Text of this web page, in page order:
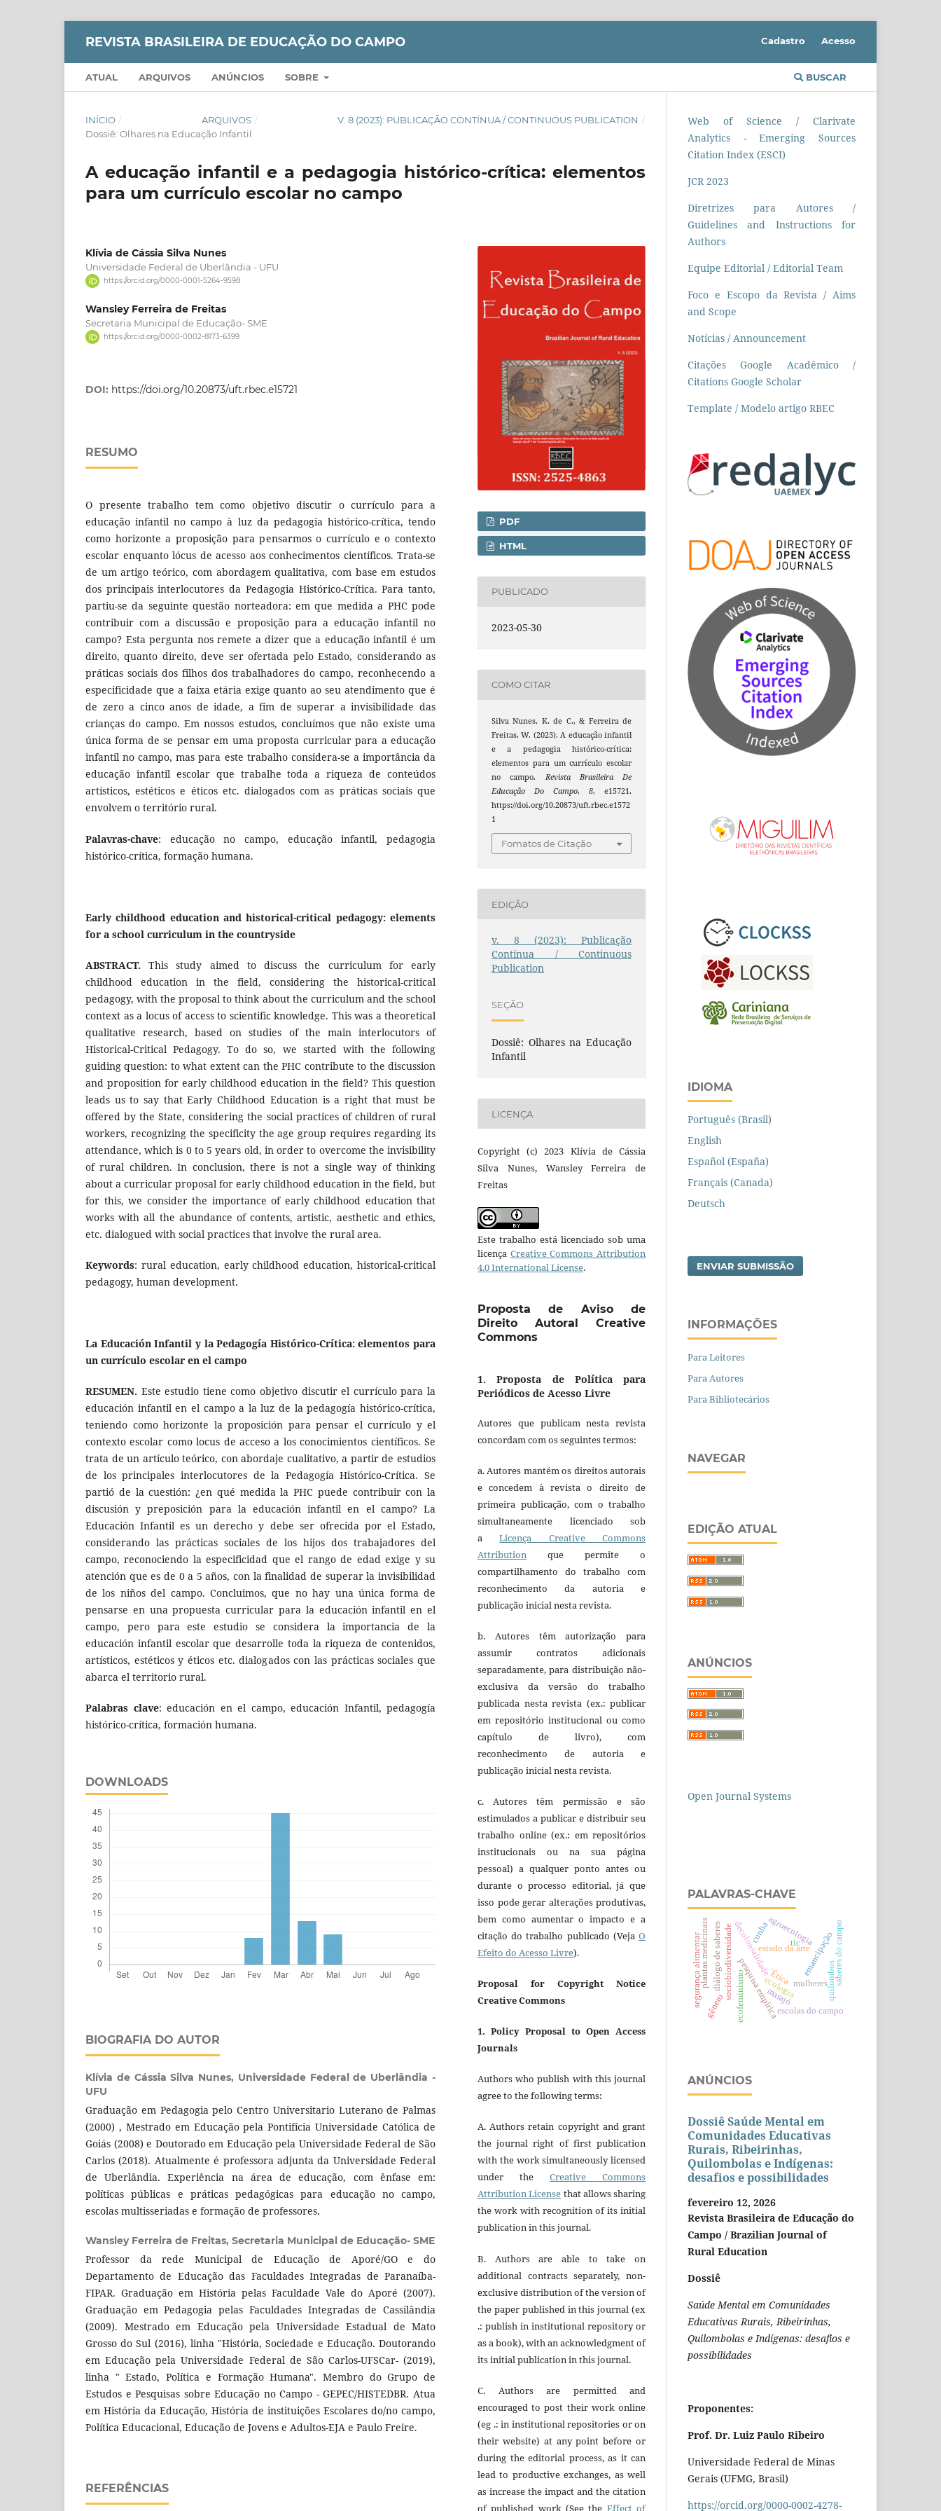
REVISTA BRASILEIRA DE EDUCAÇÃO DO CAMPO
ATUAL ARQUIVOS ANÚNCIOS SOBRE BUSCAR
Cadastro Acesso
INÍCIO / ARQUIVOS / V. 8 (2023): PUBLICAÇÃO CONTÍNUA / CONTINUOUS PUBLICATION /
Dossiê: Olhares na Educação Infantil
A educação infantil e a pedagogia histórico-crítica: elementos
para um currículo escolar no campo
Klívia de Cássia Silva Nunes
Universidade Federal de Uberlândia - UFU
https://orcid.org/0000-0001-5264-9598
Wansley Ferreira de Freitas
Secretaria Municipal de Educação- SME
https://orcid.org/0000-0002-8173-6399
DOI: https://doi.org/10.20873/uft.rbec.e15721
RESUMO
O presente trabalho tem como objetivo discutir o currículo para a
educação infantil no campo à luz da pedagogia histórico-crítica, tendo
como horizonte a proposição para pensarmos o currículo e o contexto
escolar enquanto lócus de acesso aos conhecimentos científicos. Trata-se
de um artigo teórico, com abordagem qualitativa, com base em estudos
dos principais interlocutores da Pedagogia Histórico-Crítica. Para tanto,
partiu-se da seguinte questão norteadora: em que medida a PHC pode
contribuir com a discussão e proposição para a educação infantil no
campo? Esta pergunta nos remete a dizer que a educação infantil é um
direito, quanto direito, deve ser ofertada pelo Estado, considerando as
práticas sociais dos filhos dos trabalhadores do campo, reconhecendo a
especificidade que a faixa etária exige quanto ao seu atendimento que é
de zero a cinco anos de idade, a fim de superar a invisibilidade das
crianças do campo. Em nossos estudos, concluímos que não existe uma
única forma de se pensar em uma proposta curricular para a educação
infantil no campo, mas para este trabalho considera-se a importância da
educação infantil escolar que trabalhe toda a riqueza de conteúdos
artísticos, estéticos e éticos etc. dialogados com as práticas sociais que
envolvem o território rural.
Palavras-chave: educação no campo, educação infantil, pedagogia
histórico-crítica, formação humana.
Early childhood education and historical-critical pedagogy: elements
for a school curriculum in the countryside
ABSTRACT.This study aimed to discuss the curriculum for early
childhood education in the field, considering the historical-critical
pedagogy, with the proposal to think about the curriculum and the school
context as a locus of access to scientific knowledge. This was a theoretical
qualitative research, based on studies of the main interlocutors of
Historical-Critical Pedagogy. To do so, we started with the following
guiding question: to what extent can the PHC contribute to the discussion
and proposition for early childhood education in the field? This question
leads us to say that Early Childhood Education is a right that must be
offered by the State, considering the social practices of children of rural
workers, recognizing the specificity the age group requires regarding its
attendance, which is 0 to 5 years old, in order to overcome the invisibility
of rural children. In conclusion, there is not a single way of thinking
about a curricular proposal for early childhood education in the field, but
for this, we consider the importance of early childhood education that
works with all the abundance of contents, artistic, aesthetic and ethics,
etc. dialogued with social practices that involve the rural area.
Keywords: rural education, early childhood education, historical-critical
pedagogy, human development.
La Educación Infantil y la Pedagogía Histórico-Crítica: elementos para
un currículo escolar en el campo
RESUMEN. Este estudio tiene como objetivo discutir el currículo para la
educación infantil en el campo a la luz de la pedagogía histórico-crítica,
teniendo como horizonte la proposición para pensar el currículo y el
contexto escolar como locus de acceso a los conocimientos científicos. Se
trata de un artículo teórico, con abordaje cualitativo, a partir de estudios
de los principales interlocutores de la Pedagogía Histórico-Crítica. Se
partió de la cuestión: ¿en qué medida la PHC puede contribuir con la
discusión y preposición para la educación infantil en el campo? La
Educación Infantil es un derecho y debe ser ofrecida por el Estado,
considerando las prácticas sociales de los hijos dos trabajadores del
campo, reconociendo la especificidad que el rango de edad exige y su
atención que es de 0 a 5 años, con la finalidad de superar la invisibilidad
de los niños del campo. Concluimos, que no hay una única forma de
pensarse en una propuesta curricular para la educación infantil en el
campo, pero para este estudio se considera la importancia de la
educación infantil escolar que desarrolle toda la riqueza de contenidos,
artísticos, estéticos y éticos etc. dialogados con las prácticas sociales que
abarca el territorio rural.
Palabras clave: educación en el campo, educación Infantil, pedagogía
histórico-crítica, formación humana.
DOWNLOADS
BIOGRAFIA DO AUTOR
Klívia de Cássia Silva Nunes, Universidade Federal de Uberlândia -
UFU
Graduação em Pedagogia pelo Centro Universitario Luterano de Palmas
(2000) , Mestrado em Educação pela Pontifícia Universidade Católica de
Goiás (2008) e Doutorado em Educação pela Universidade Federal de São
Carlos (2018). Atualmente é professora adjunta da Universidade Federal
de Uberlândia. Experiência na área de educação, com ênfase em:
políticas públicas e práticas pedagógicas para educação no campo,
escolas multisseriadas e formação de professores.
Wansley Ferreira de Freitas, Secretaria Municipal de Educação- SME
Professor da rede Municipal de Educação de Aporé/GO e do
Departamento de Educação das Faculdades Integradas de Paranaíba-
FIPAR. Graduação em História pelas Faculdade Vale do Aporé (2007).
Graduação em Pedagogia pelas Faculdades Integradas de Cassilândia
(2009). Mestrado em Educação pela Universidade Estadual de Mato
Grosso do Sul (2016), linha "História, Sociedade e Educação. Doutorando
em Educação pela Universidade Federal de São Carlos-UFSCar- (2019),
linha " Estado, Política e Formação Humana". Membro do Grupo de
Estudos e Pesquisas sobre Educação no Campo - GEPEC/HISTEDBR. Atua
em História da Educação, História de instituições Escolares do/no campo,
Política Educacional, Educação de Jovens e Adultos-EJA e Paulo Freire.
REFERÊNCIAS
PDF
HTML
PUBLICADO
2023-05-30
COMO CITAR
Silva Nunes, K. de C., & Ferreira de
Freitas, W. (2023). A educação infantil
e a pedagogia histórico-crítica:
elementos para um currículo escolar
no campo.
Revista Brasileira De
Educação Do Campo, 8, e15721.
https://doi.org/10.20873/uft.rbec.e1572
1
Fomatos de Citação
EDIÇÃO
v. 8 (2023): Publicação
Contínua / Continuous
Publication
SEÇÃO
Dossiê: Olhares na Educação
Infantil
LICENÇA
Copyright (c) 2023 Klívia de Cássia
Silva Nunes, Wansley Ferreira de
Freitas
Este trabalho está licenciado sob uma
licença Creative Commons Attribution
4.0 International License.
Proposta de Aviso de
Direito Autoral Creative
Commons
1. Proposta de Política para
Periódicos de Acesso Livre
Autores que publicam nesta revista
concordam com os seguintes termos:
a. Autores mantém os direitos autorais
e concedem à revista o direito de
primeira publicação, com o trabalho
simultaneamente licenciado sob
aLicença Creative Commons
Attribution que permite o
compartilhamento do trabalho com
reconhecimento da autoria e
publicação inicial nesta revista.
b. Autores têm autorização para
assumir contratos adicionais
separadamente, para distribuição não-
exclusiva da versão do trabalho
publicada nesta revista (ex.: publicar
em repositório institucional ou como
capítulo de livro), com
reconhecimento de autoria e
publicação inicial nesta revista.
c. Autores têm permissão e são
estimulados a publicar e distribuir seu
trabalho online (ex.: em repositórios
institucionais ou na sua página
pessoal) a qualquer ponto antes ou
durante o processo editorial, já que
isso pode gerar alterações produtivas,
bem como aumentar o impacto e a
citação do trabalho publicado (Veja O
Efeito do Acesso Livre).
Proposal for Copyright Notice
Creative Commons
1. Policy Proposal to Open Access
Journals
Authors who publish with this journal
agree to the following terms:
A. Authors retain copyright and grant
the journal right of first publication
with the work simultaneously licensed
under the Creative Commons
Attribution License that allows sharing
the work with recognition of its initial
publication in this journal.
B. Authors are able to take on
additional contracts separately, non-
exclusive distribution of the version of
the paper published in this journal (ex
.: publish in institutional repository or
as a book), with an acknowledgment of
its initial publication in this journal.
C. Authors are permitted and
encouraged to post their work online
(eg .: in institutional repositories or on
their website) at any point before or
during the editorial process, as it can
lead to productive exchanges, as well
as increase the impact and the citation
of published work (See the Effect of
Web of Science / Clarivate
Analytics - Emerging Sources
Citation Index (ESCI)
JCR 2023
Diretrizes para Autores /
Guidelines and Instructions for
Authors
Equipe Editorial / Editorial Team
Foco e Escopo da Revista / Aims
and Scope
Notícias / Announcement
Citações Google Acadêmico /
Citations Google Scholar
Template / Modelo artigo RBEC
IDIOMA
Português (Brasil)
English
Español (España)
Français (Canada)
Deutsch
ENVIAR SUBMISSÃO
INFORMAÇÕES
Para Leitores
Para Autores
Para Bibliotecários
NAVEGAR
EDIÇÃO ATUAL
ANÚNCIOS
Open Journal Systems
PALAVRAS-CHAVE
decolonialidade
sociobiodiversidadepesquisa empírica
´Ética
ecologiamulheres
estado da arte
ecofeminismo
agroecologia
diálogo de saberes emancipaçãosaberes do campo
cunha
plantas medicinais quilombos
gênero
segurança alimentar tic
escolas do campo
marajó
ANÚNCIOS
Dossiê Saúde Mental em
Comunidades Educativas
Rurais, Ribeirinhas,
Quilombolas e Indígenas:
desafios e possibilidades
fevereiro 12, 2026
Revista Brasileira de Educação do
Campo / Brazilian Journal of
Rural Education
Dossiê
Saúde Mental em Comunidades
Educativas Rurais, Ribeirinhas,
Quilombolas e Indígenas: desafios e
possibilidades
Proponentes:
Prof. Dr. Luiz Paulo Ribeiro
Universidade Federal de Minas
Gerais (UFMG, Brasil)
https://orcid.org/0000-0002-4278-